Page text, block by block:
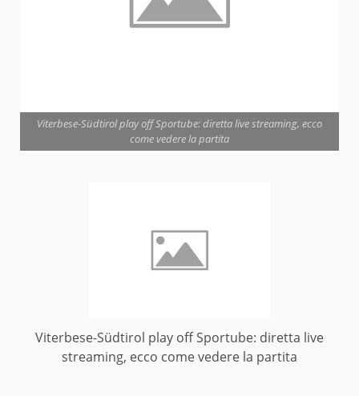
Viterbese-Südtirol play off Sportube: diretta live streaming, ecco
come vedere la partita
Viterbese-Südtirol play off Sportube: diretta live
streaming, ecco come vedere la partita